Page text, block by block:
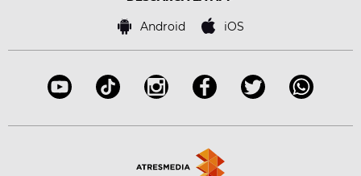
Bases de concursos
Android iOS